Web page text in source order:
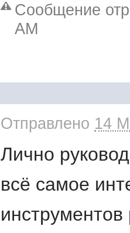
Сообщение
AM
Отправлено 14
Лично
всё самое
инструментов